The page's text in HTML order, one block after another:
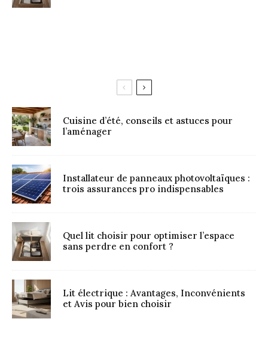
Cuisine d’été, conseils et astuces pour
l’aménager
Installateur de panneaux photovoltaïques :
trois assurances pro indispensables
Quel lit choisir pour optimiser l’espace
sans perdre en confort ?
Lit électrique : Avantages, Inconvénients
et Avis pour bien choisir